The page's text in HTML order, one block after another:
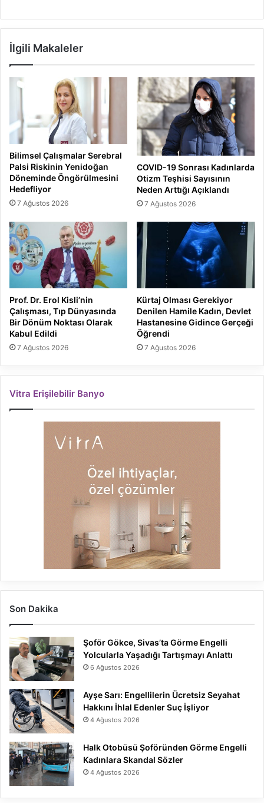
İlgili Makaleler
Bilimsel Çalışmalar Serebral
Palsi Riskinin Yenidoğan
Döneminde Öngörülmesini
Hedefliyor
7 Ağustos 2026
COVID-19 Sonrası Kadınlarda
Otizm Teşhisi Sayısının
Neden Arttığı Açıklandı
7 Ağustos 2026
Prof. Dr. Erol Kisli’nin
Çalışması, Tıp Dünyasında
Bir Dönüm Noktası Olarak
Kabul Edildi
7 Ağustos 2026
Kürtaj Olması Gerekiyor
Denilen Hamile Kadın, Devlet
Hastanesine Gidince Gerçeği
Öğrendi
7 Ağustos 2026
Vitra Erişilebilir Banyo
Son Dakika
Şoför Gökce, Sivas’ta Görme Engelli
Yolcularla Yaşadığı Tartışmayı Anlattı
6 Ağustos 2026
Ayşe Sarı: Engellilerin Ücretsiz Seyahat
Hakkını İhlal Edenler Suç İşliyor
4 Ağustos 2026
Halk Otobüsü Şoföründen Görme Engelli
Kadınlara Skandal Sözler
4 Ağustos 2026